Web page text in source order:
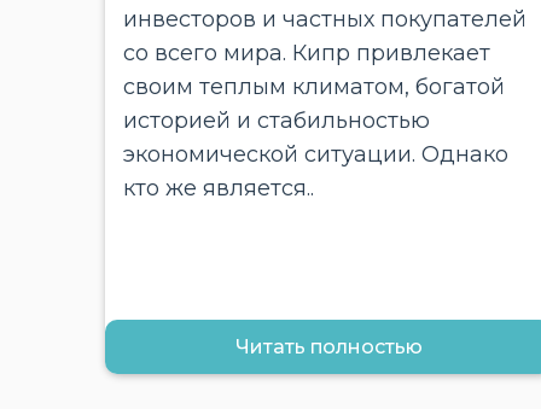
инвесторов и частных покупателей
со всего мира. Кипр привлекает
своим теплым климатом, богатой
историей и стабильностью
экономической ситуации. Однако
кто же является..
Читать полностью